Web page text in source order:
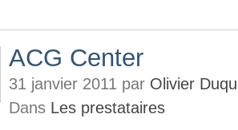
ACG Center
31 janvier 2011 par Olivier
Dans Les prestataires